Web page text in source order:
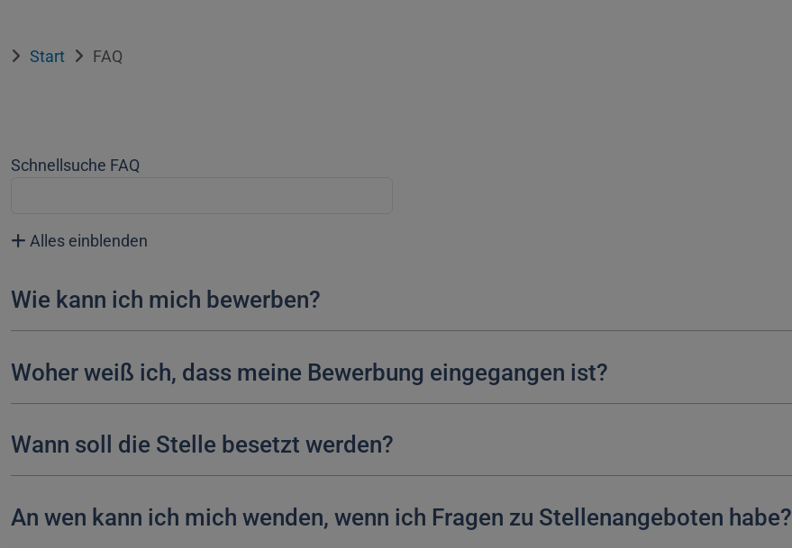
Start FAQ
Schnellsuche FAQ
Alles einblenden
Wie kann ich mich bewerben?
Woher weiß ich, dass meine Bewerbung eingegangen ist?
Wann soll die Stelle besetzt werden?
An wen kann ich mich wenden, wenn ich Fragen zu Stellenangeboten habe?